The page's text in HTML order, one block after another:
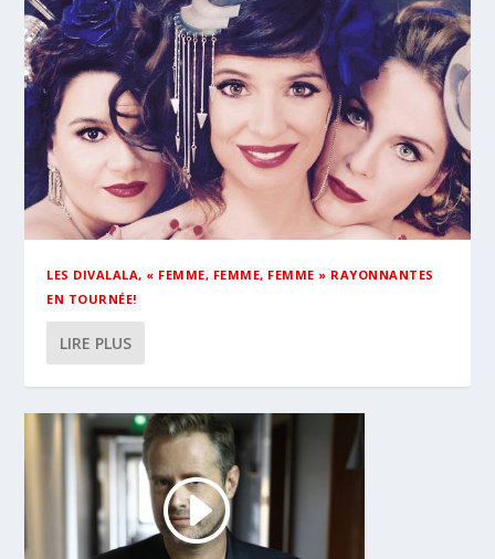
LES DIVALALA, « FEMME, FEMME, FEMME » RAYONNANTES
EN TOURNÉE!
LIRE PLUS